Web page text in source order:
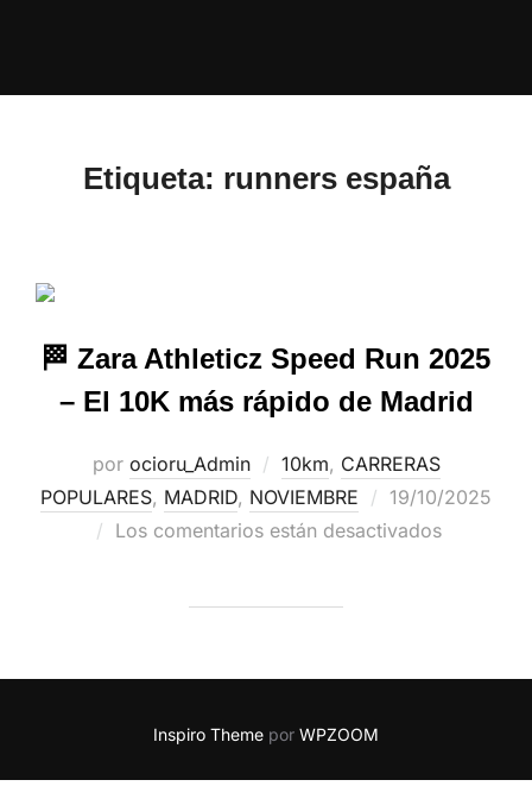
Etiqueta: runners españa
🏁 Zara Athleticz Speed Run 2025
– El 10K más rápido de Madrid
por ocioru_Admin 10km, CARRERAS
POPULARES, MADRID, NOVIEMBRE
19/10/2025
Los comentarios están desactivados
Inspiro Theme por WPZOOM